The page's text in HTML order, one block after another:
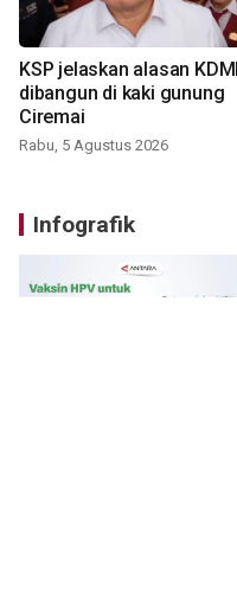
KSP jelaskan alasan
dibangun di kaki gunung
Ciremai
Rabu, 5 Agustus 2026
Infografik